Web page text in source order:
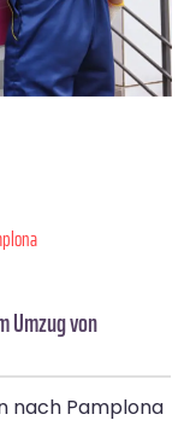
Umzug von
nach Pamplona